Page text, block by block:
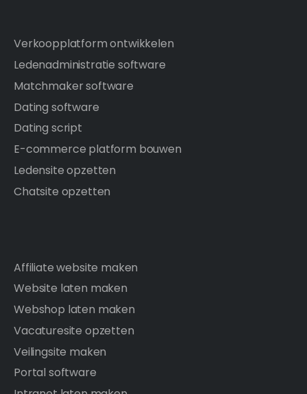
Verkoopplatform ontwikkelen
Ledenadministratie software
Matchmaker software
Dating software
Dating script
E-commerce platform bouwen
Ledensite opzetten
Chatsite opzetten
Affiliate website maken
Website laten maken
Webshop laten maken
Vacaturesite opzetten
Veilingsite maken
Portal software